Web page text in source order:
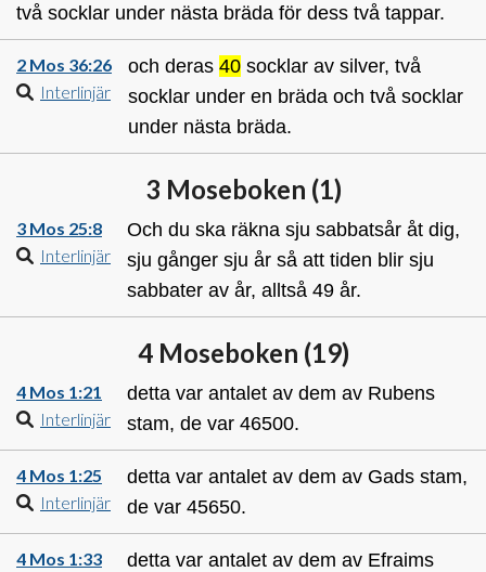
två socklar under nästa bräda för dess två tappar.
2 Mos 36:26
Interlinjär
och deras 40 socklar av silver, två
socklar under en bräda och två socklar
under nästa bräda.
3 Moseboken (1)
3 Mos 25:8
Interlinjär
Och du ska räkna sju sabbatsår åt dig,
sju gånger sju år så att tiden blir sju
sabbater av år, alltså 49 år.
4 Moseboken (19)
4 Mos 1:21
Interlinjär
detta var antalet av dem av Rubens
stam, de var 46500.
4 Mos 1:25
Interlinjär
detta var antalet av dem av Gads stam,
de var 45650.
4 Mos 1:33
detta var antalet av dem av Efraims